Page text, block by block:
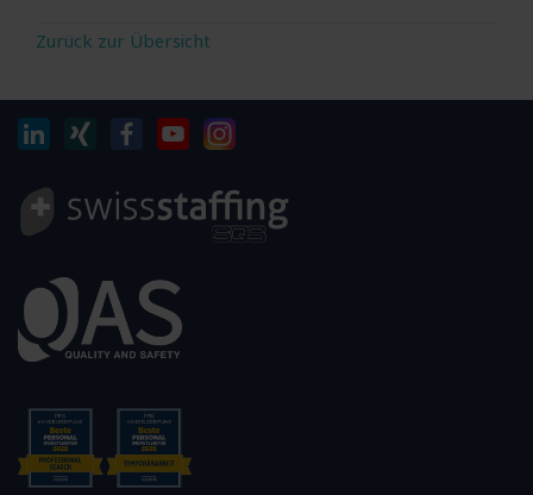
Zurück zur Übersicht